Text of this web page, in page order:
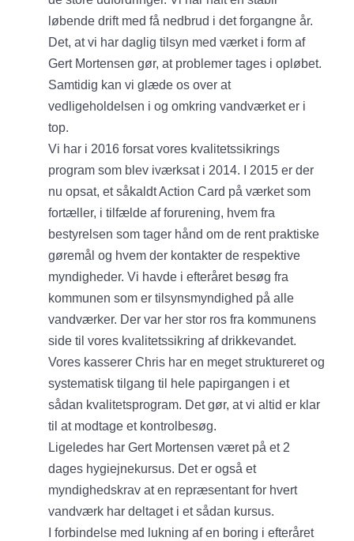
løbende drift med få nedbrud i det forgangne år.
Det, at vi har daglig tilsyn med værket i form af
Gert Mortensen gør, at problemer tages i opløbet.
Samtidig kan vi glæde os over at
vedligeholdelsen i og omkring vandværket er i
top.
Vi har i 2016 forsat vores kvalitetssikrings
program som blev iværksat i 2014. I 2015 er der
nu opsat, et såkaldt Action Card på værket som
fortæller, i tilfælde af forurening, hvem fra
bestyrelsen som tager hånd om de rent praktiske
gøremål og hvem der kontakter de respektive
myndigheder. Vi havde i efteråret besøg fra
kommunen som er tilsynsmyndighed på alle
vandværker. Der var her stor ros fra kommunens
side til vores kvalitetssikring af drikkevandet.
Vores kasserer Chris har en meget struktureret og
systematisk tilgang til hele papirgangen i et
sådan kvalitetsprogram. Det gør, at vi altid er klar
til at modtage et kontrolbesøg.
Ligeledes har Gert Mortensen været på et 2
dages hygiejnekursus. Det er også et
myndighedskrav at en repræsentant for hvert
vandværk har deltaget i et sådan kursus.
I forbindelse med lukning af en boring i efteråret